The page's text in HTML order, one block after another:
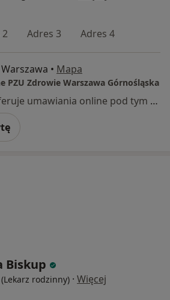
2 Adres 3 Adres 4
• Mapa
PZU Zdrowie Warszawa Górnośląska
Specjalista nie oferuje umawiania online pod tym adresem.
Biskup
rodzinny) · Więcej